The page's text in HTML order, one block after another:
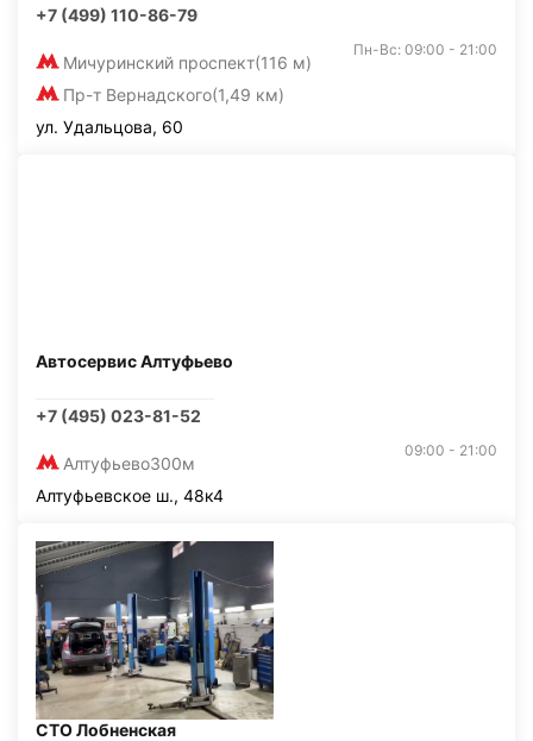
+7 (499) 110-86-79
Мичуринский проспект(116 м)
Пр-т Вернадского(1,49 км)
Пн-Вс: 09:00 - 21:00
ул. Удальцова, 60
Автосервис Алтуфьево
+7 (495) 023-81-52
Алтуфьево300м
09:00 - 21:00
Алтуфьевское ш., 48к4
СТО Лобненская